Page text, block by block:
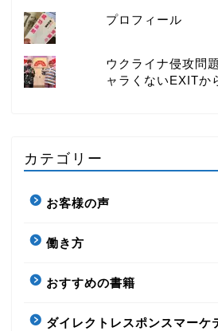
プロフィール
ウクライナ侵攻問
ャラくないEXITか
カテゴリー
お客様の声
働き方
おすすめの書籍
ダイレクトレスポンスマーケ